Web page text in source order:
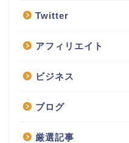
Twitter
アフィリエイト
ビジネス
ブログ
厳選記事